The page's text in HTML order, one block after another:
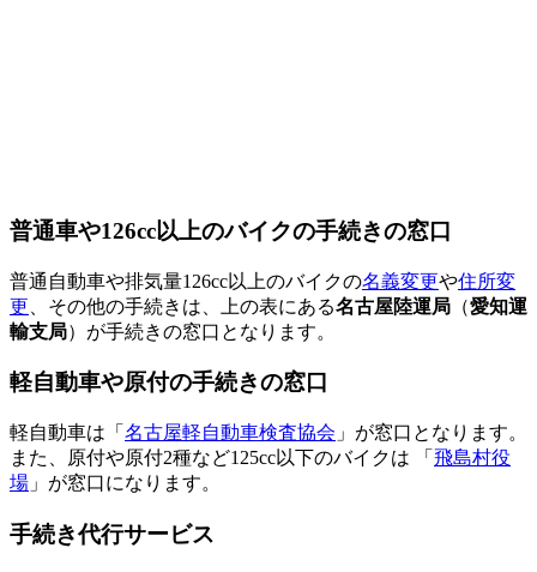
普通車や126cc以上のバイクの手続きの窓口
普通自動車や排気量126cc以上のバイクの名義変更や住所変
更 、その他の手続きは、上の表にある名古屋陸運局 （愛知運
輸支局）が手続きの窓口となります。
軽自動車や原付の手続きの窓口
軽自動車は「 名古屋軽自動車検査協会 」が窓口となります。
また、原付や原付2種など125cc以下のバイクは 「 飛島村役
場 」が窓口になります。
手続き代行サービス